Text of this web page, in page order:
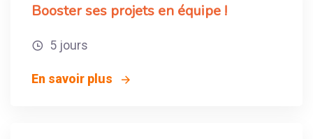
Booster ses projets en équipe !
5 jours
En savoir plus